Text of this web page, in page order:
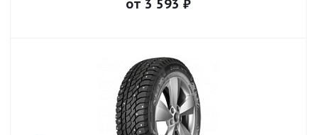
от 3 593 ₽